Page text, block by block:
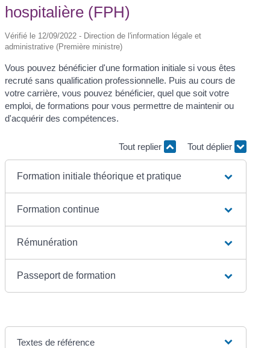
hospitalière (FPH)
Vérifié le 12/09/2022 - Direction de l'information légale et
administrative (Première ministre)
Vous pouvez bénéficier d'une formation initiale si vous êtes
recruté sans qualification professionnelle. Puis au cours de
votre carrière, vous pouvez bénéficier, quel que soit votre
emploi, de formations pour vous permettre de maintenir ou
d'acquérir des compétences.
Tout replier Tout déplier
Formation initiale théorique et pratique
Formation continue
Rémunération
Passeport de formation
Textes de référence